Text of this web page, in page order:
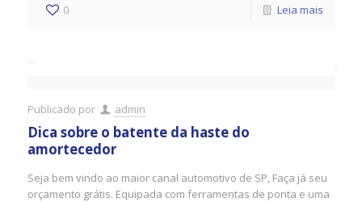
0 Leia mais
Publicado por admin
Dica sobre o batente da haste do
amortecedor
Seja bem vindo ao maior canal automotivo de SP, Faça já seu
orçamento grátis. Equipada com ferramentas de ponta e uma